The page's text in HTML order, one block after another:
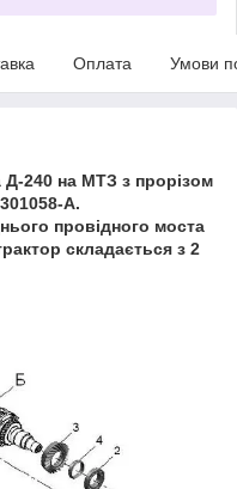
Оплата Умови
Д-240 на МТЗ з прорізом
А.
провідного моста
складається з 2